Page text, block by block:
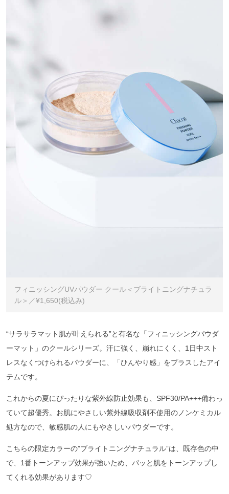
フィニッシングUVパウダー クール＜ブライトニングナチュラ
ル＞／¥1,650(税込み)
“サラサラマット肌が叶えられる”と有名な「フィニッシングパウダ
ーマット」のクールシリーズ。汗に強く、崩れにくく、1日中スト
レスなくつけられるパウダーに、「ひんやり感」をプラスしたアイ
テムです。
これからの夏にぴったりな紫外線防止効果も、SPF30/PA+++備わっ
ていて超優秀。お肌にやさしい紫外線吸収剤不使用のノンケミカル
処方なので、敏感肌の人にもやさしいパウダーです。
こちらの限定カラーの”ブライトニングナチュラル”は、既存色の中
で、1番トーンアップ効果が強いため、パッと肌をトーンアップし
てくれる効果があります♡